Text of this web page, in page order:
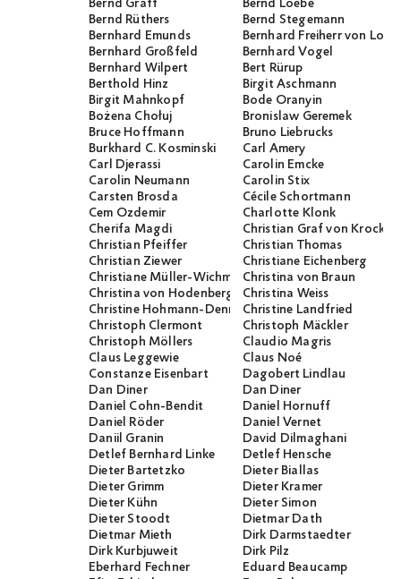
Bernd Graff
Bernd Loebe
Bernd Rüthers
Bernd Stegemann
Bernhard Emunds
Bernhard Freiherr von
Bernhard Großfeld
Bernhard Vogel
Bernhard Wilpert
Bert Rürup
Berthold Hinz
Birgit Aschmann
Birgit Mahnkopf
Bode Oranyin
Bożena Chołuj
Bronislaw Geremek
Bruce Hoffmann
Bruno Liebrucks
Burkhard C. Kosminski
Carl Amery
Carl Djerassi
Carolin Emcke
Carolin Neumann
Carolin Stix
Carsten Brosda
Cécile Schortmann
Cem Özdemir
Charlotte Klonk
Cherifa Magdi
Christian Graf von
Christian Pfeiffer
Christian Thomas
Christian Ziewer
Christiane Eichenberg
Christiane Müller-WichmannChristina von Braun
Christina von Hodenberg
Christina Weiss
Christine Hohmann-DennhardtChristine Landfried
Christoph Clermont
Christoph Mäckler
Christoph Möllers
Claudio Magris
Claus Leggewie
Claus Noé
Constanze Eisenbart
Dagobert Lindlau
Dan Diner
Dan Diner
Daniel Cohn-Bendit
Daniel Hornuff
Daniel Röder
Daniel Vernet
Daniil Granin
David Dilmaghani
Detlef Bernhard Linke
Detlef Hensche
Dieter Bartetzko
Dieter Biallas
Dieter Grimm
Dieter Kramer
Dieter Kühn
Dieter Simon
Dieter Stoodt
Dietmar Dath
Dietmar Mieth
Dirk Darmstaedter
Dirk Kurbjuweit
Dirk Pilz
Eberhard Fechner
Eduard Beaucamp